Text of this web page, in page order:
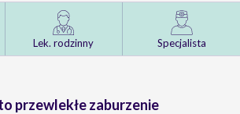
Lek. rodzinny Specjalista
przewlekłe zaburzenie